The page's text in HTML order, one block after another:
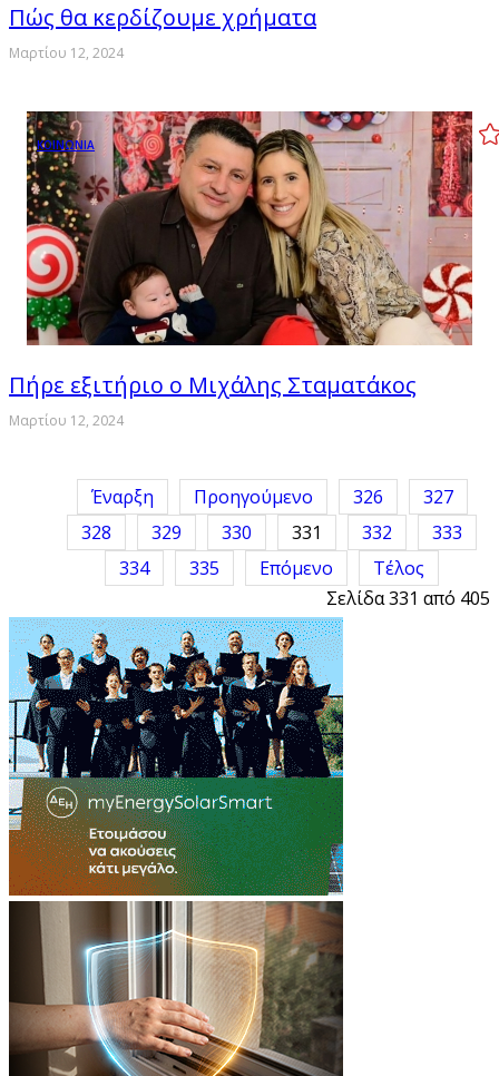
Πώς θα κερδίζουμε χρήματα
Μαρτίου 12, 2024
ΚΟΙΝΩΝΙΑ
Πήρε εξιτήριο ο Μιχάλης Σταματάκος
Μαρτίου 12, 2024
Έναρξη Προηγούμενο 326
327
328
329 330 331 332
333
334
335 Επόμενο
Τέλος
Σελίδα 331 από 405